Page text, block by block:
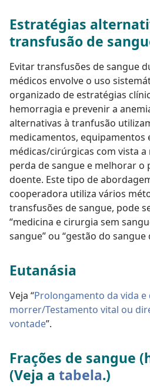
Estratégias
transfusão de
Evitar transfusões de sangue
médicos envolve o uso
organizado de estratégias
hemorragia e prevenir a
alternativas à tranfusão
medicamentos, equipamentos
médicas/cirúrgicas com vista
perda de sangue e melhorar o
doente. Este tipo de
cooperadora utiliza vários
transfusões de sangue, pode
“medicina e cirurgia sem
sangue” ou “gestão do sangue
Eutanásia
Veja “Prolongamento da vida
morrer/Testamento vital ou
vontade”.
Frações de sangue
(Veja a tabela.)